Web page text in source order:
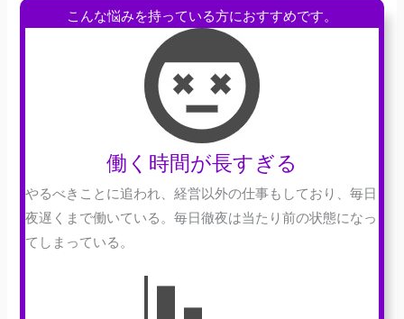
こんな悩みを持っている方におすすめです。
働く時間が長すぎる
やるべきことに追われ、経営以外の仕事もしており、毎日
夜遅くまで働いている。毎日徹夜は当たり前の状態になっ
てしまっている。